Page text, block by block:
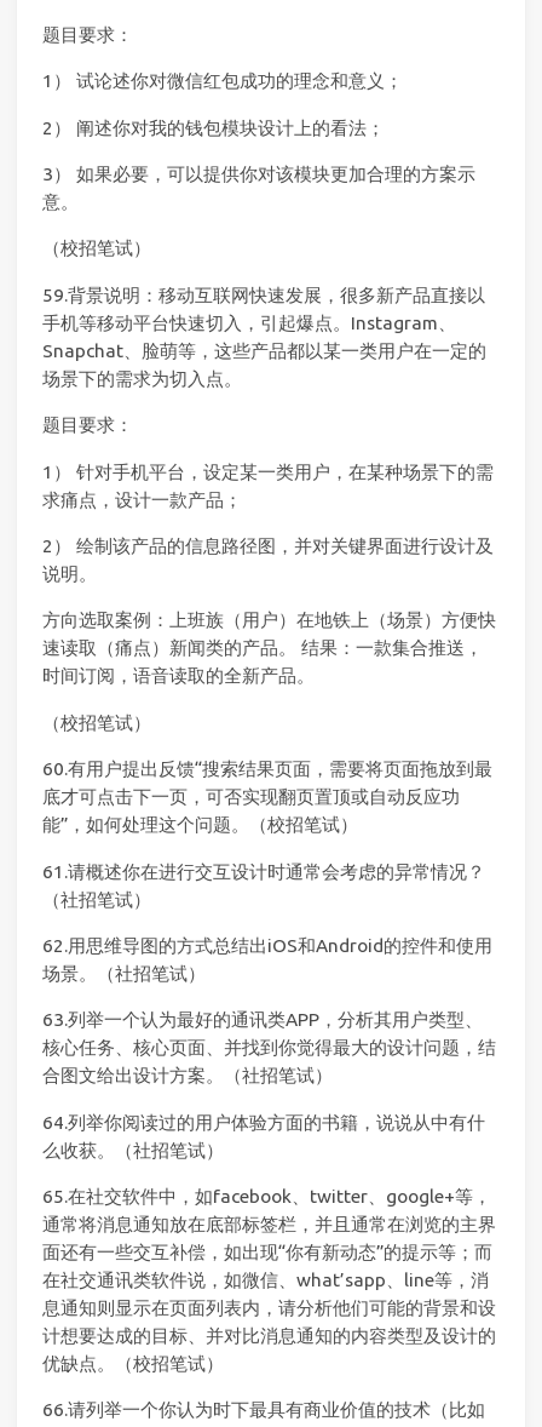
题目要求：
1） 试论述你对微信红包成功的理念和意义；
2） 阐述你对我的钱包模块设计上的看法；
3） 如果必要，可以提供你对该模块更加合理的方案示
意。
（校招笔试）
59.背景说明：移动互联网快速发展，很多新产品直接以
手机等移动平台快速切入，引起爆点。Instagram、
Snapchat、脸萌等，这些产品都以某一类用户在一定的
场景下的需求为切入点。
题目要求：
1） 针对手机平台，设定某一类用户，在某种场景下的需
求痛点，设计一款产品；
2） 绘制该产品的信息路径图，并对关键界面进行设计及
说明。
方向选取案例：上班族（用户）在地铁上（场景）方便快
速读取（痛点）新闻类的产品。 结果：一款集合推送，
时间订阅，语音读取的全新产品。
（校招笔试）
60.有用户提出反馈“搜索结果页面，需要将页面拖放到最
底才可点击下一页，可否实现翻页置顶或自动反应功
能”，如何处理这个问题。（校招笔试）
61.请概述你在进行交互设计时通常会考虑的异常情况？
（社招笔试）
62.用思维导图的方式总结出iOS和Android的控件和使用
场景。（社招笔试）
63.列举一个认为最好的通讯类APP，分析其用户类型、
核心任务、核心页面、并找到你觉得最大的设计问题，结
合图文给出设计方案。（社招笔试）
64.列举你阅读过的用户体验方面的书籍，说说从中有什
么收获。（社招笔试）
65.在社交软件中，如facebook、twitter、google+等，
通常将消息通知放在底部标签栏，并且通常在浏览的主界
面还有一些交互补偿，如出现“你有新动态”的提示等；而
在社交通讯类软件说，如微信、what’sapp、line等，消
息通知则显示在页面列表内，请分析他们可能的背景和设
计想要达成的目标、并对比消息通知的内容类型及设计的
优缺点。（校招笔试）
66.请列举一个你认为时下最具有商业价值的技术（比如